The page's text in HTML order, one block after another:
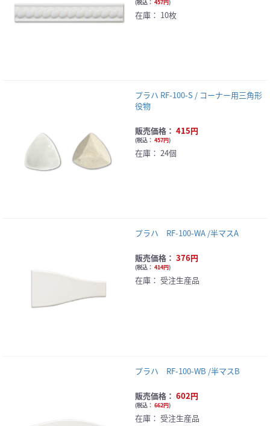
(税込： 457円)
在庫： 10枚
プラハ RF-100-S / コーナー用三角形
役物
販売価格： 415円
(税込： 457円)
在庫： 24個
プラハ RF-100-WA /半マスA
販売価格： 376円
(税込： 414円)
在庫： 受注生産品
プラハ RF-100-WB /半マスB
販売価格： 602円
(税込： 662円)
在庫： 受注生産品